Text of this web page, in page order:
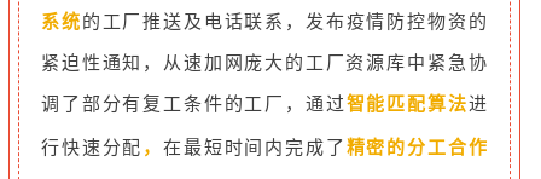
系统的工厂推送及电话联系，发布疫情防控物资的
紧迫性通知，从速加网庞大的工厂资源库中紧急协
调了部分有复工条件的工厂， 通过智能匹配算法进
行快速分配 ，在最短时间内完成了 精密的分工合作